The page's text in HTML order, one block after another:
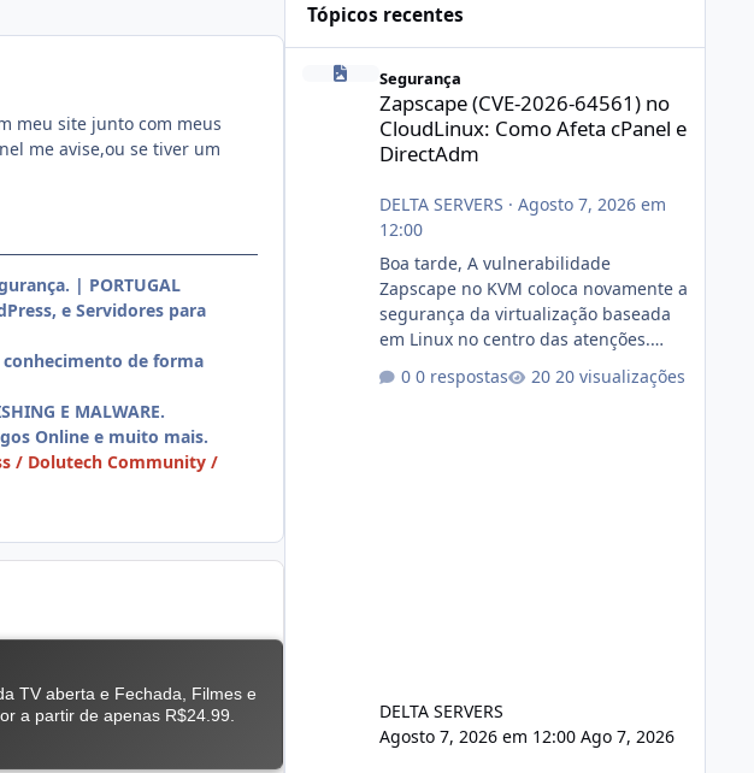
meu site junto com meus
me avise,ou se tiver um
| PORTUGAL
e Servidores para
conhecimento de forma
E MALWARE.
Online e muito mais.
/ Dolutech Community /
Tópicos recentes
Zapscape (CVE-2026-64561) no CloudLinux: Como Afeta
Segurança
Zapscape (CVE-2026-64561) no
CloudLinux: Como Afeta cPanel e
DirectAdm
DELTA SERVERS · Agosto 7, 2026 em
12:00
Boa tarde, A vulnerabilidade
Zapscape no KVM coloca novamente a
segurança da virtualização baseada
em Linux no centro das atenções.
https://cloudlinux.statuspage.io/incid
ents/dlrxjx23zz5f Criamos uma breve
0 respostas 20 visualizações
DELTA SERVERS
Agosto 7, 2026 em 12:00 Ago 7, 2026